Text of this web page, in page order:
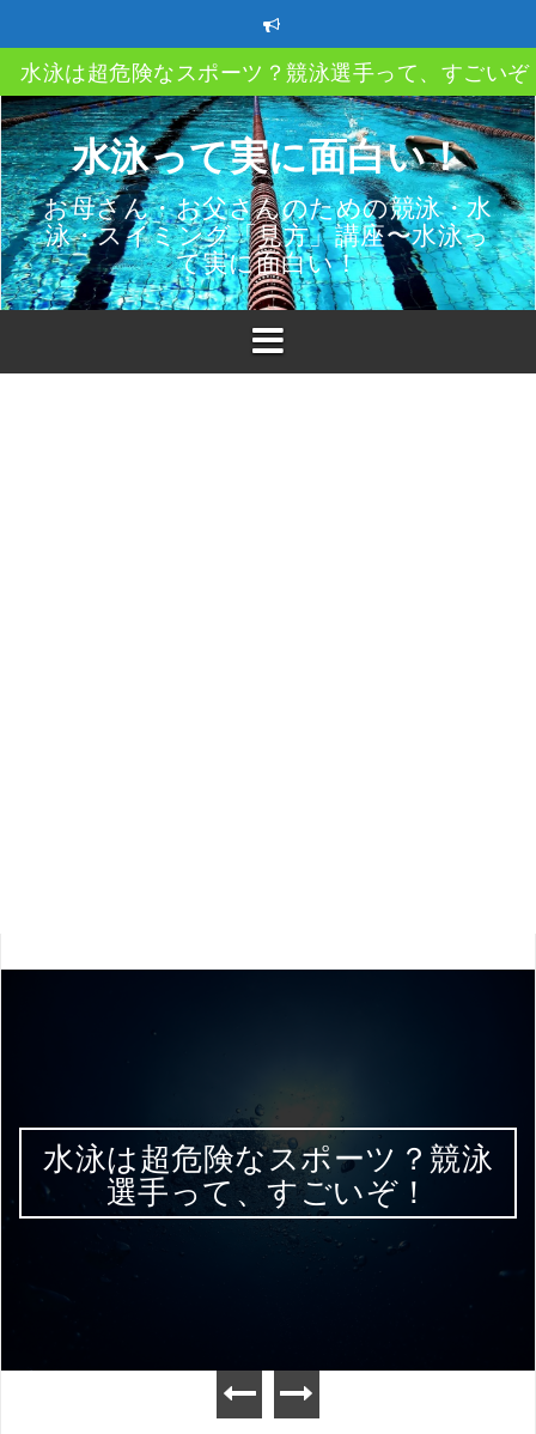
ツ
へ
ス
キ
ッ
プ
水泳は超危険なスポーツ？競泳選手って、すごいぞ
クロール、平泳ぎ、バタフライ、背泳ぎ、自分のス
イルってどうやって決める？
ストレートアーム？ハイエルボー？ってなあに？
速く泳ぐにはどうしたら良い？教えて〇〇〇
スイミングクラブ移籍時の3つのポイント
子供も親も必ず知っておきたい水泳（プール）での
故
水泳って実に面白い！
お母さん・お父さんのための競泳・水
泳・スイミング「見方」講座〜水泳っ
て実に面白い！
水泳は超危険なスポーツ？競泳
選手って、すごいぞ！